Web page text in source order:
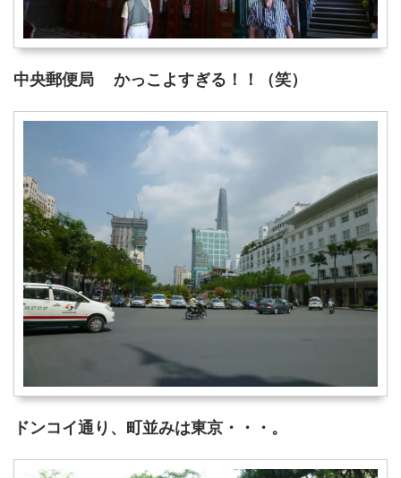
中央郵便局 かっこよすぎる！！（笑）
ドンコイ通り、町並みは東京・・・。